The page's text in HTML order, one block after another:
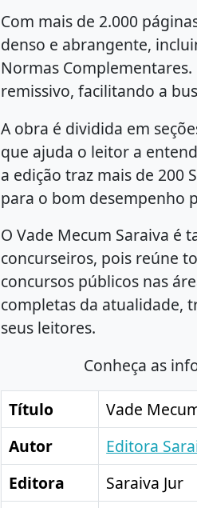
Com mais de 2.000
denso e abrangente,
Normas
remissivo, facilitando a
A obra é dividida em
que ajuda o leitor a
a edição traz mais de 200
para o bom desempenho
O Vade Mecum Saraiva é
concurseiros, pois reúne
concursos públicos nas
completas da atualidade,
seus leitores.
Conheça as
Título
Vade
Autor
Editora
Editora
Saraiva Jur